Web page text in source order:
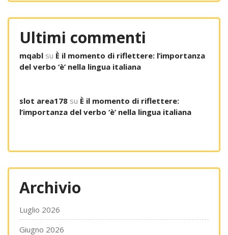
Ultimi commenti
mqabl su È il momento di riflettere: l’importanza
del verbo ‘è’ nella lingua italiana
slot area178 su È il momento di riflettere:
l’importanza del verbo ‘è’ nella lingua italiana
Archivio
Luglio 2026
Giugno 2026